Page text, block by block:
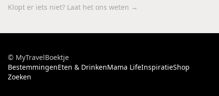
Klopt er iets niet? Laat het ons weten →
© MyTravelBoektje
BestemmingenEten & DrinkenMama LifeInspiratieShop
Zoeken